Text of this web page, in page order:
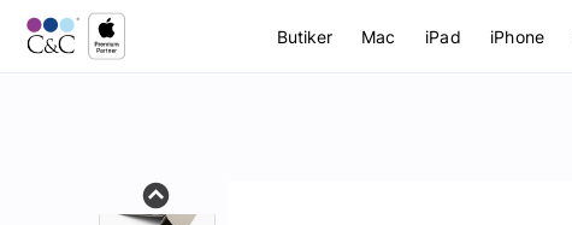
Butiker Mac iPad iPhone